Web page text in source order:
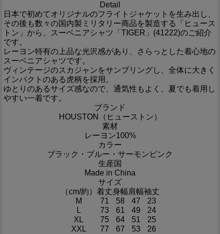
Detail
日本で初めてオリジナルのフライトジャケットを生み出し、
その後も数々の国内製ミリタリー商品を製造する「ヒュース
トン」から、スーベニアシャツ「TIGER」(41222)のご紹介
です。
レーヨン特有の上品な光沢感があり、さらっとした着心地の
スーベニアシャツです。
ヴィンテージのスカジャンをサンプリングし、全体に大きく
インパクトのある虎柄を採用。
ゆとりのあるサイズ感なので、通気性もよく、夏でも着用し
やすい一着です。
ブランド
HOUSTON（ヒューストン）
素材
レーヨン100%
カラー
ブラック・ブルー・サーモンピンク
生産国
Made in China
サイズ
（cm/約） 着丈身幅肩幅袖丈
M
71 58 47
23
L
73 61 49
24
XL
75 64 51
25
XXL
77 67 53 26